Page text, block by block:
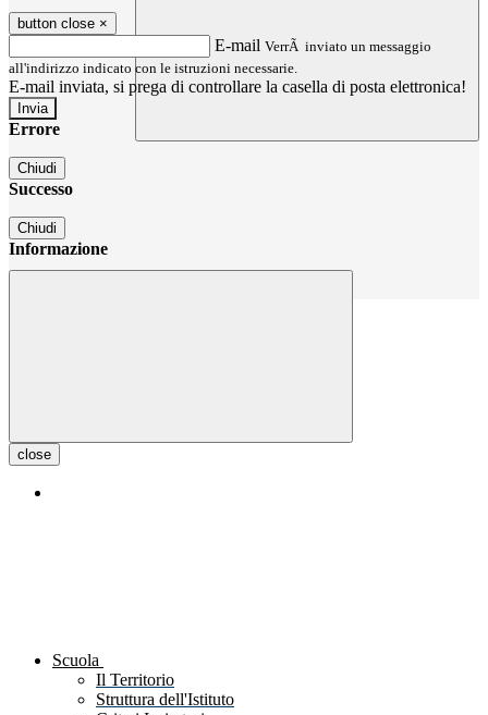
button close ×
E-mail VerrÃ inviato un messaggio
all'indirizzo indicato con le istruzioni necessarie.
E-mail inviata, si prega di controllare la casella di posta elettronica!
Errore
Chiudi
Successo
Chiudi
Informazione
close
Scuola
Il Territorio
Struttura dell'Istituto